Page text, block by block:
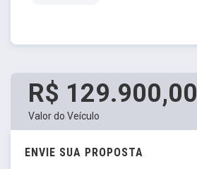
R$ 129.900,00
Valor do Veículo
ENVIE SUA PROPOSTA